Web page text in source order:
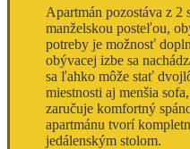
Apartmán pozostáva z 2
manželskou posteľou,
potreby je možnosť
obývacej izbe sa
sa ľahko môže stať
miestnosti aj menšia
zaručuje komfortný
apartmánu tvorí
jedálenským stolom.